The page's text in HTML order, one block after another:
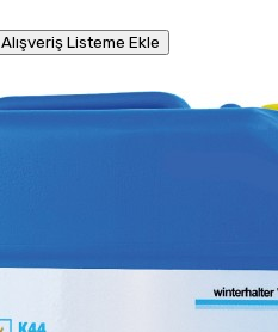
Alışveriş Listeme Ekle